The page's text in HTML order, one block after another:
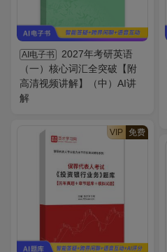
AI电子书
2027年考研英语
（一）核心词汇全突破【附
高清视频讲解】（中）AI讲
解
VIP 免费